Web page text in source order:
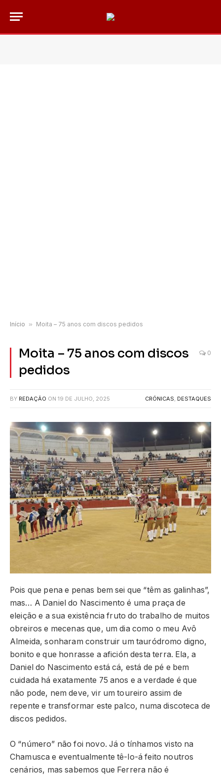
Início » Moita – 75 anos com discos pedidos
Moita – 75 anos com discos
pedidos
0
BY REDAÇÃO ON 19 DE JULHO, 2025 CRÓNICAS, DESTAQUES
Pois que pena e penas bem sei que “têm as galinhas”,
mas… A Daniel do Nascimento é uma praça de
eleição e a sua existência fruto do trabalho de muitos
obreiros e mecenas que, um dia como o meu Avô
Almeida, sonharam construir um tauródromo digno,
bonito e que honrasse a afición desta terra. Ela, a
Daniel do Nascimento está cá, está de pé e bem
cuidada há exatamente 75 anos e a verdade é que
não pode, nem deve, vir um toureiro assim de
repente e transformar este palco, numa discoteca de
discos pedidos.
O “número” não foi novo. Já o tínhamos visto na
Chamusca e eventualmente tê-lo-á feito noutros
cenários, mas sabemos que Ferrera não é